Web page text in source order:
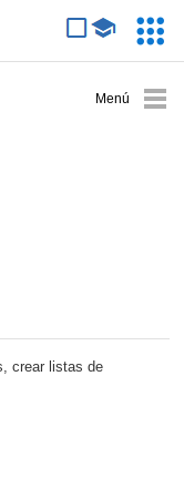
crear listas de